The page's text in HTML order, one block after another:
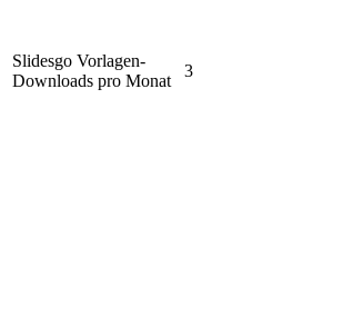
Slidesgo Vorlagen-
Downloads pro Monat
3